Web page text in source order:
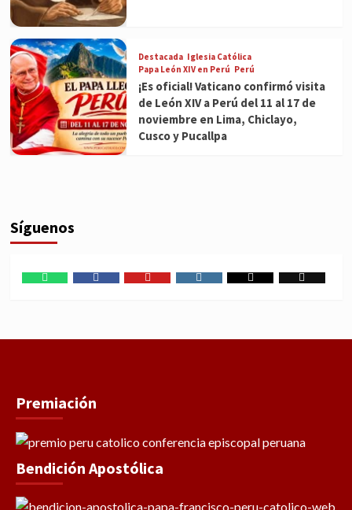
Destacada Iglesia Católica
Papa León XIV en Perú Perú
¡Es oficial! Vaticano confirmó visita
de León XIV a Perú del 11 al 17 de
noviembre en Lima, Chiclayo,
Cusco y Pucallpa
Síguenos
Premiación
Bendición Apostólica